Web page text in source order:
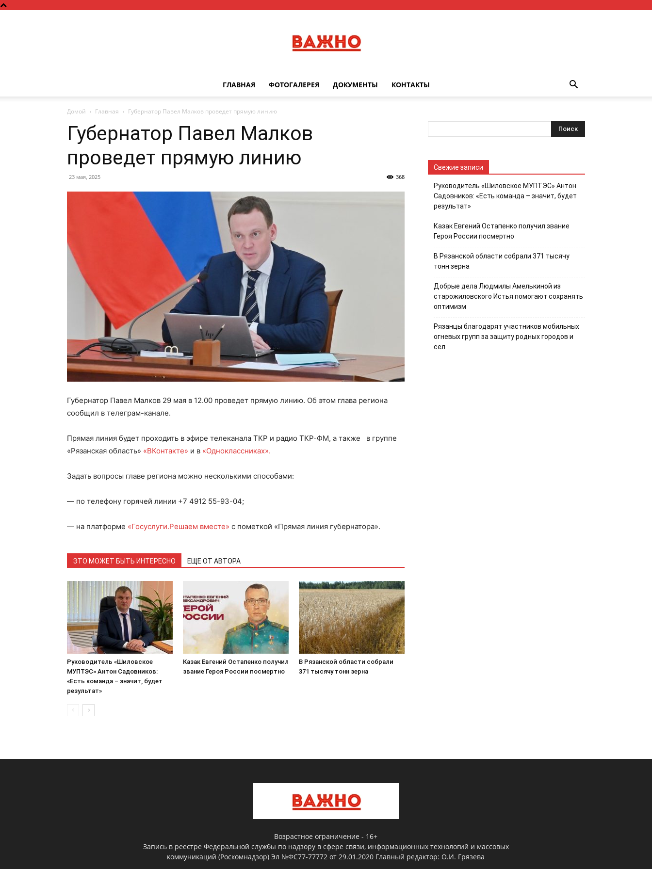
Важно
ГЛАВНАЯ ФОТОГАЛЕРЕЯ ДОКУМЕНТЫ КОНТАКТЫ
Домой Главная Губернатор Павел Малков проведет прямую линию
Губернатор Павел Малков
проведет прямую линию
23 мая, 2025 368
Губернатор Павел Малков 29 мая в 12.00 проведет прямую линию. Об этом глава региона
сообщил в телеграм-канале.
Прямая линия будет проходить в эфире телеканала ТКР и радио ТКР-ФM, а также в группе
«Рязанская область» «ВКонтакте» и в «Одноклассниках».
Задать вопросы главе региона можно несколькими способами:
— по телефону горячей линии +7 4912 55-93-04;
— на платформе «Госуслуги.Решаем вместе» с пометкой «Прямая линия губернатора».
ЭТО МОЖЕТ БЫТЬ ИНТЕРЕСНО ЕЩЕ ОТ АВТОРА
Руководитель «Шиловское
МУПТЭС» Антон Садовников:
«Есть команда – значит, будет
результат»
Казак Евгений Остапенко получил
звание Героя России посмертно
В Рязанской области собрали
371 тысячу тонн зерна
Свежие записи
Руководитель «Шиловское МУПТЭС» Антон
Садовников: «Есть команда – значит, будет
результат»
Казак Евгений Остапенко получил звание
Героя России посмертно
В Рязанской области собрали 371 тысячу
тонн зерна
Добрые дела Людмилы Амелькиной из
старожиловского Истья помогают сохранять
оптимизм
Рязанцы благодарят участников мобильных
огневых групп за защиту родных городов и
сел
Возрастное ограничение - 16+
Запись в реестре Федеральной службы по надзору в сфере связи, информационных технологий и массовых
коммуникаций (Роскомнадзор) Эл №ФС77-77772 от 29.01.2020 Главный редактор: О.И. Грязева